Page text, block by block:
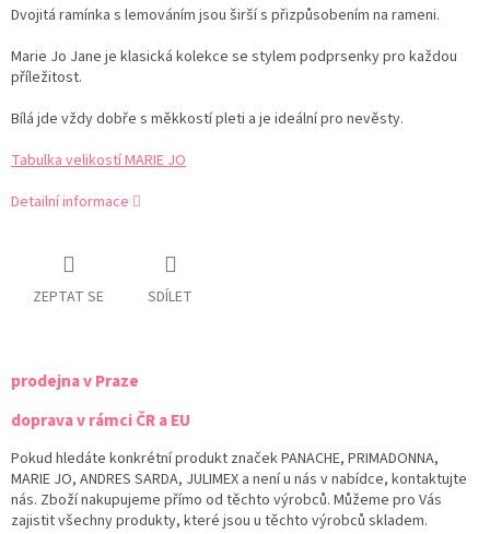
Dvojitá ramínka s lemováním jsou širší s přizpůsobením na rameni.
Marie Jo Jane je klasická kolekce se stylem podprsenky pro každou
příležitost.
Bílá jde vždy dobře s měkkostí pleti a je ideální pro nevěsty.
Tabulka velikostí MARIE JO
Detailní informace
ZEPTAT SE SDÍLET
prodejna v Praze
doprava v rámci ČR a EU
Pokud hledáte konkrétní produkt značek PANACHE, PRIMADONNA,
MARIE JO, ANDRES SARDA, JULIMEX a není u nás v nabídce, kontaktujte
nás. Zboží nakupujeme přímo od těchto výrobců. Můžeme pro Vás
zajistit všechny produkty, které jsou u těchto výrobců skladem.